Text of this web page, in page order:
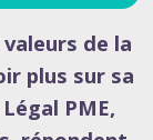
de la
plus sur sa
PME,